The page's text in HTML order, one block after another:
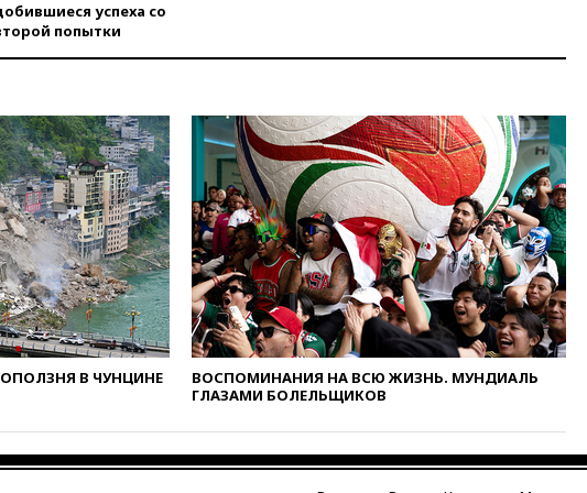
атаки БПЛА ВСУ на Белгород
вчера, 10:31ВС РФ ударили по
одесской портовой
инфраструктуре
вчера, 10:10Премьер Японии
снова не упомянула, чья
атомная бомба разрушила
Нагасаки
вчера, 09:47Два ребенка
ранены в ходе атаки БПЛА на
Белгород
вчера, 09:09
БПЛА
вчера, 08:50Состояние
здоровья Джо Байдена
успеха со
попытки
В ЧУНЦИНЕ
ВОСПОМИНАНИЯ НА ВСЮ ЖИЗНЬ. МУНДИАЛЬ
ГЛАЗАМИ БОЛЕЛЬЩИКОВ